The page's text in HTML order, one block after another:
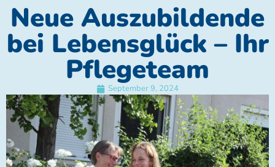
Neue Auszubildende
bei Lebensglück – Ihr
Pflegeteam
September 9, 2024